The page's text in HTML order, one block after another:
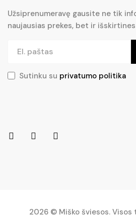
Užsiprenumeravę gausite ne tik
naujausias prekes, bet ir
Sutinku su privatumo politika
2026 © Miško šviesos. Visos